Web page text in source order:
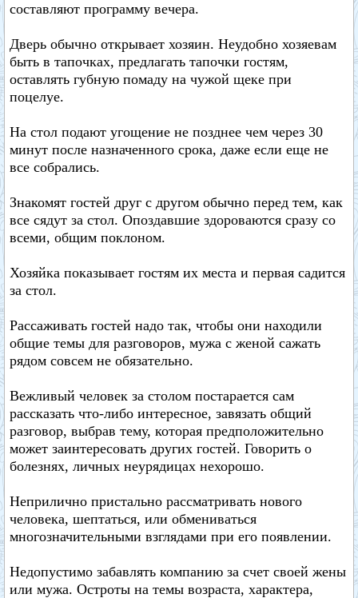
составляют программу вечера.
Дверь обычно открывает хозяин. Неудобно хозяевам
быть в тапочках, предлагать тапочки гостям,
оставлять губную помаду на чужой щеке при
поцелуе.
На стол подают угощение не позднее чем через 30
минут после назначенного срока, даже если еще не
все собрались.
Знакомят гостей друг с другом обычно перед тем, как
все сядут за стол. Опоздавшие здороваются сразу со
всеми, общим поклоном.
Хозяйка показывает гостям их места и первая садится
за стол.
Рассаживать гостей надо так, чтобы они находили
общие темы для разговоров, мужа с женой сажать
рядом совсем не обязательно.
Вежливый человек за столом постарается сам
рассказать что-либо интересное, завязать общий
разговор, выбрав тему, которая предположительно
может заинтересовать других гостей. Говорить о
болезнях, личных неурядицах нехорошо.
Неприлично пристально рассматривать нового
человека, шептаться, или обмениваться
многозначительными взглядами при его появлении.
Недопустимо забавлять компанию за счет своей жены
или мужа. Остроты на темы возраста, характера,